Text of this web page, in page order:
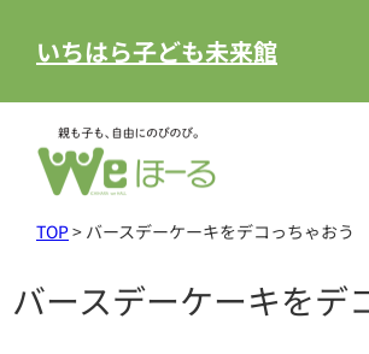
いちはら子ども未来館
TOP> バースデーケーキをデコっちゃおう
バースデーケーキをデ